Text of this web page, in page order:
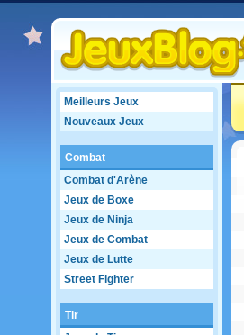
Meilleurs Jeux
Nouveaux Jeux
Combat
Combat d'Arène
Jeux de Boxe
Jeux de Ninja
Jeux de Combat
Jeux de Lutte
Street Fighter
Tir